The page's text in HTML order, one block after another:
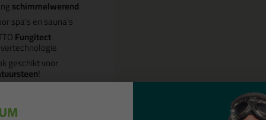
schimmelwerend
spa's en sauna's
Fungitect
geschikt voor
!